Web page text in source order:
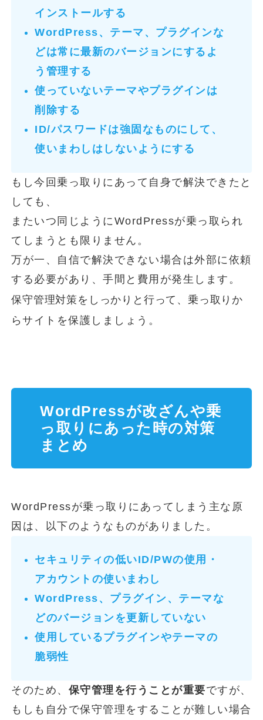
インストールする
WordPress、テーマ、プラグインな
どは常に最新のバージョンにするよ
う管理する
使っていないテーマやプラグインは
削除する
ID/パスワードは強固なものにして、
使いまわしはしないようにする
もし今回乗っ取りにあって自身で解決できたと
しても、
またいつ同じようにWordPressが乗っ取られ
てしまうとも限りません。
万が一、自信で解決できない場合は外部に依頼
する必要があり、手間と費用が発生します。
保守管理対策をしっかりと行って、乗っ取りか
ら サイトを保護しましょう。
WordPressが改ざんや乗
っ取りにあった時の対策
まとめ
WordPressが乗っ取りにあってしまう主な原
因は、以下のようなものがありました。
セキュリティの低いID/PWの使用・
アカウントの使いまわし
WordPress、プラグイン、テーマな
どのバージョンを更新していない
使用しているプラグインやテーマの
脆弱性
そのため、 保守管理を行うことが重要ですが、
もしも自分で保守管理をすることが難しい場合